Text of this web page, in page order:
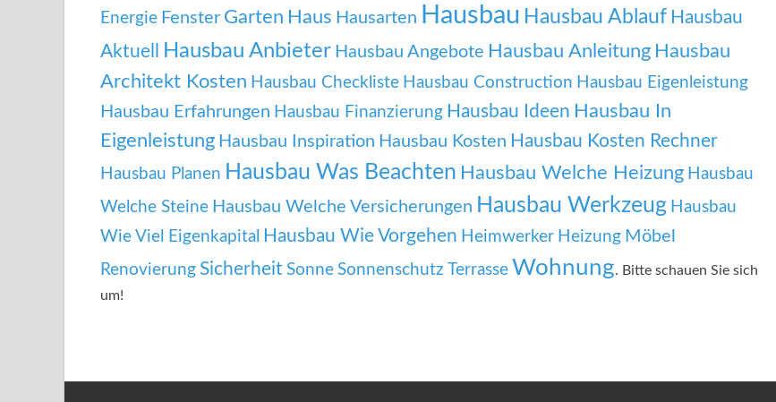
Energie Fenster Garten Haus Hausarten Hausbau Hausbau Ablauf Hausbau
Aktuell
Hausbau Anbieter Hausbau Angebote Hausbau Anleitung Hausbau
Architekt Kosten Hausbau Checkliste Hausbau Construction Hausbau Eigenleistung
Hausbau Erfahrungen Hausbau Finanzierung Hausbau Ideen Hausbau In
Eigenleistung Hausbau Inspiration Hausbau Kosten Hausbau Kosten Rechner
Hausbau Planen Hausbau Was Beachten Hausbau Welche Heizung Hausbau
Welche Steine Hausbau Welche Versicherungen Hausbau Werkzeug Hausbau
Wie Viel Eigenkapital
Hausbau Wie Vorgehen Heimwerker Heizung Möbel
Renovierung Sicherheit Sonne Sonnenschutz Terrasse Wohnung. Bitte schauen Sie sich
um!